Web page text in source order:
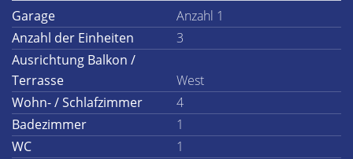
Garage
Anzahl 1
Anzahl der Einheiten
3
Ausrichtung Balkon /
Terrasse
West
Wohn- / Schlafzimmer
4
Badezimmer
1
WC
1